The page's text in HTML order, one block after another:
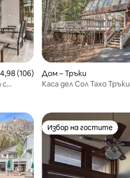
оценка: 4,98 от 5, 106 отзива
4,98 (106)
с
Дом – Тръки
Каса дел Сол Тахо Тръки
Избор на гостите
Избор на гостите